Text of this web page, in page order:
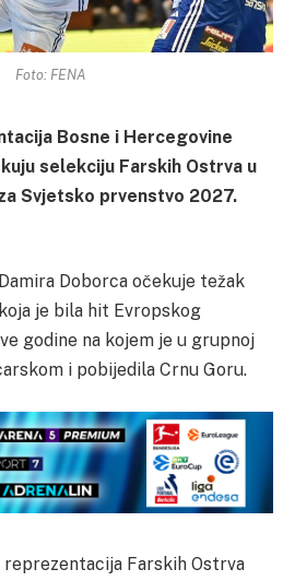
Foto: FENA
Bosne i Hercegovine
selekciju Farskih Ostrva u
Svjetsko prvenstvo 2027.
Doborca očekuje težak
je bila hit Evropskog
godine na kojem je u grupnoj
i pobijedila Crnu Goru.
reprezentacija Farskih Ostrva